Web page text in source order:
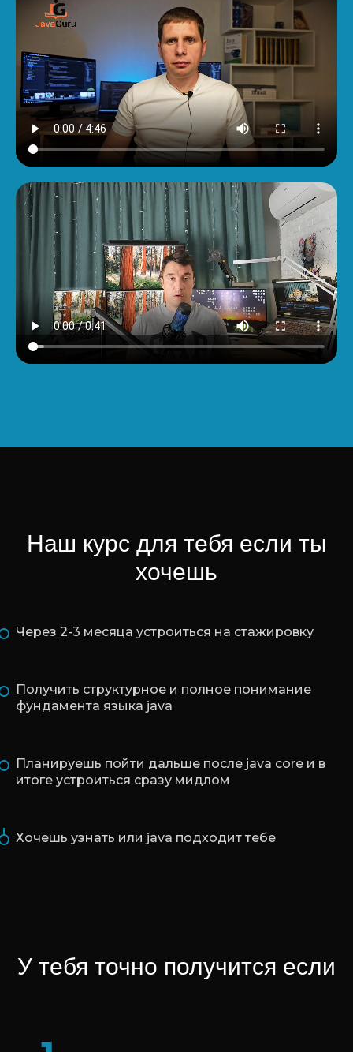
Наш курс для тебя если ты
хочешь
Через 2-3 месяца устроиться на стажировку
Получить структурное и полное понимание
фундамента языка java
Планируешь пойти дальше после java core и в
итоге устроиться сразу мидлом
Хочешь узнать или java подходит тебе
У тебя точно получится если